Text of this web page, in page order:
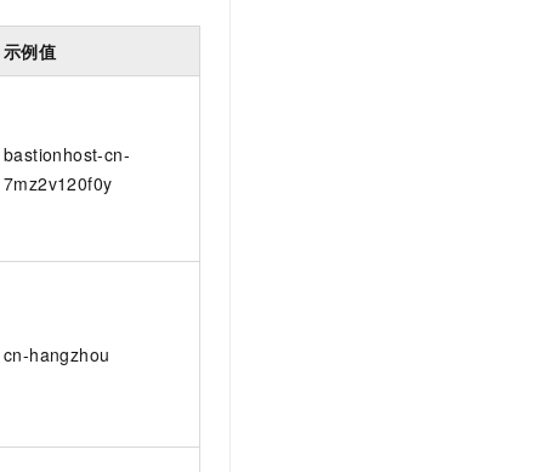
示例值
bastionhost-cn-
7mz2v120f0y
cn-hangzhou